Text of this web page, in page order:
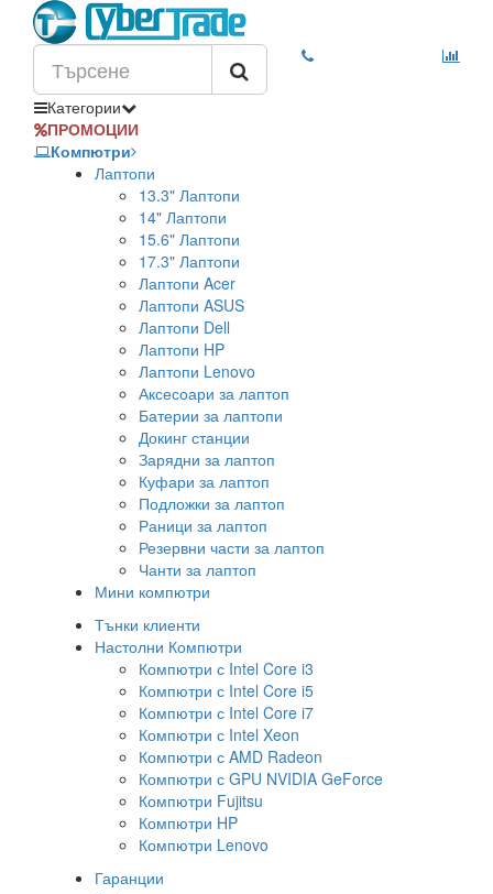
Категории
ПРОМОЦИИ
Компютри
Лаптопи
13.3" Лаптопи
14" Лаптопи
15.6" Лаптопи
17.3" Лаптопи
Лаптопи Acer
Лаптопи ASUS
Лаптопи Dell
Лаптопи HP
Лаптопи Lenovo
Аксесоари за лаптоп
Батерии за лаптопи
Докинг станции
Зарядни за лаптоп
Куфари за лаптоп
Подложки за лаптоп
Раници за лаптоп
Резервни части за лаптоп
Чанти за лаптоп
Мини компютри
Тънки клиенти
Настолни Компютри
Компютри с Intel Core i3
Компютри с Intel Core i5
Компютри с Intel Core i7
Компютри с Intel Xeon
Компютри с AMD Radeon
Компютри с GPU NVIDIA GeForce
Компютри Fujitsu
Компютри HP
Компютри Lenovo
Гаранции